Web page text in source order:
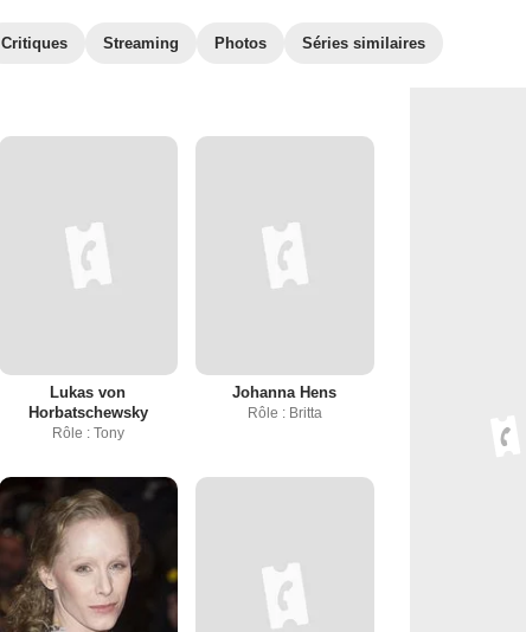
Critiques Streaming Photos Séries similaires
Lukas von
Horbatschewsky
Rôle : Tony
Johanna Hens
Rôle : Britta